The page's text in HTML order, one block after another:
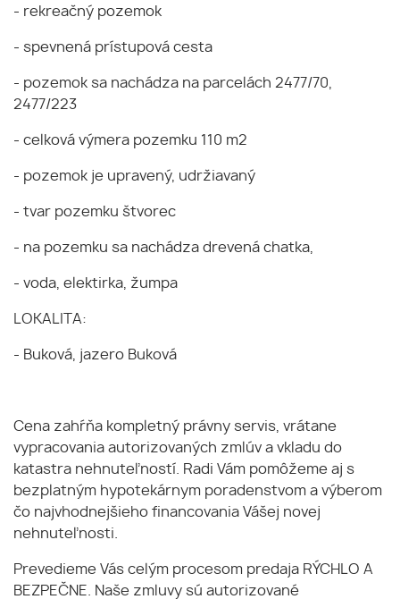
- rekreačný pozemok
- spevnená prístupová cesta
- pozemok sa nachádza na parcelách 2477/70,
2477/223
- celková výmera pozemku 110 m2
- pozemok je upravený, udržiavaný
- tvar pozemku štvorec
- na pozemku sa nachádza drevená chatka,
- voda, elektirka, žumpa
LOKALITA:
- Buková, jazero Buková
Cena zahŕňa kompletný právny servis, vrátane
vypracovania autorizovaných zmlúv a vkladu do
katastra nehnuteľností. Radi Vám pomôžeme aj s
bezplatným hypotekárnym poradenstvom a výberom
čo najvhodnejšieho financovania Vášej novej
nehnuteľnosti.
Prevedieme Vás celým procesom predaja RÝCHLO A
BEZPEČNE. Naše zmluvy sú autorizované